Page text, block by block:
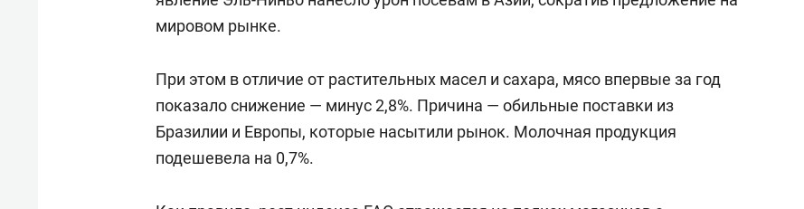
мировом рынке.
При этом в отличие от растительных масел и сахара, мясо впервые за год
показало снижение — минус 2,8%. Причина — обильные поставки из
Бразилии и Европы, которые насытили рынок. Молочная продукция
подешевела на 0,7%.